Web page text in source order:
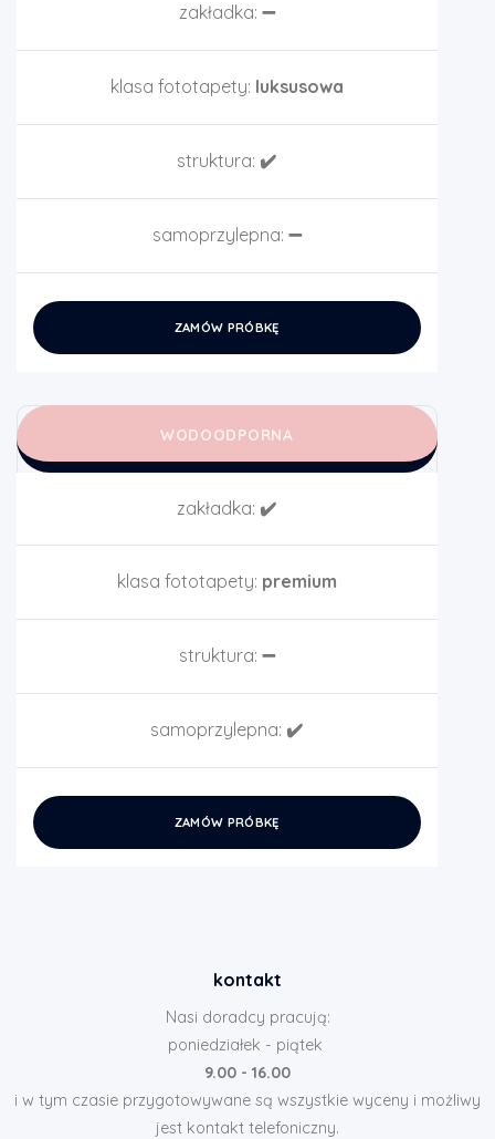
zakładka: ➖
klasa fototapety: luksusowa
struktura: ✔️
samoprzylepna: ➖
ZAMÓW PRÓBKĘ
WODOODPORNA
zakładka: ✔️
klasa fototapety: premium
struktura: ➖
samoprzylepna: ✔️
ZAMÓW PRÓBKĘ
kontakt
Nasi doradcy pracują:
poniedziałek - piątek
9.00 - 16.00
i w tym czasie przygotowywane są wszystkie wyceny i możliwy
jest kontakt telefoniczny.